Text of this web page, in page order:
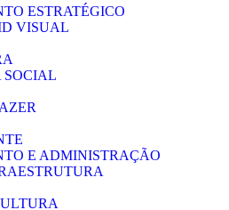
ESTRATÉGICO
VISUAL
SOCIAL
E ADMINISTRAÇÃO